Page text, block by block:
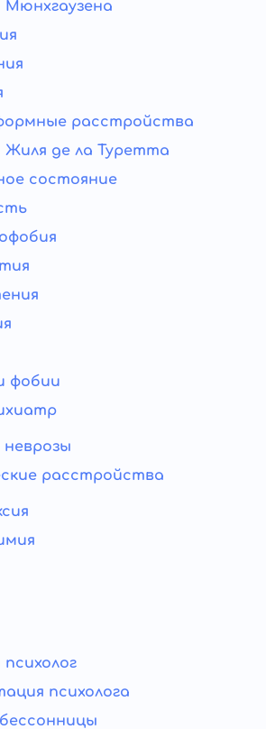
расстройства
Жиля де ла Туретта
состояние
фобии
расстройства
психолога